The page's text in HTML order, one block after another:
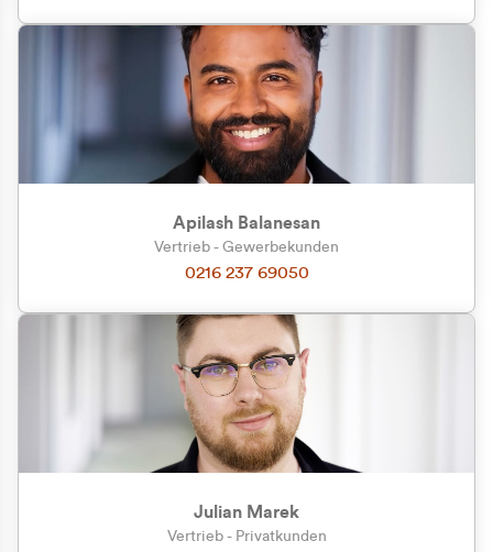
Zu welcher Kundengruppe
gehören Sie?
Privatkunde (inkl. MwSt.)
Geschäftskunde (exkl. MwSt.)
Apilash Balanesan
Vertrieb - Gewerbekunden
0216 237 69050
Julian Marek
Vertrieb - Privatkunden